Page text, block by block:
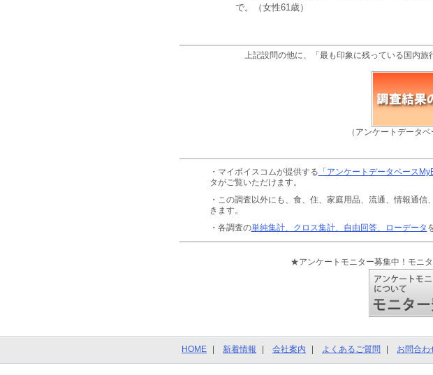
で。（女性61歳）
上記設問の他に、「最も印象に残っている国内旅
（アンケートデータ
・マイボイスコムが提供する 「アンケートデータベース
タがご覧いただけます。
・この調査以外にも、食、住、家庭用品、流通、情報通信
きます。
・各調査の単純集計、クロス集計、自由回答、ローデータ
★アンケートモニター募集中！モニ
HOME 新着情報 会社案内 よくあるご質問 お問合わ